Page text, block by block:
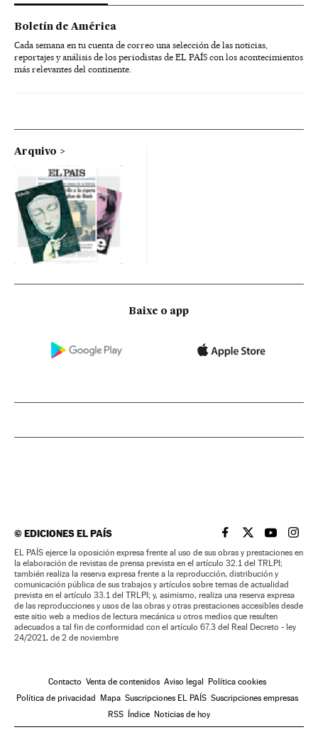
Boletín de América
Cada semana en tu cuenta de correo una selección de las noticias,
reportajes y análisis de los periodistas de EL PAÍS con los acontecimientos
más relevantes del continente.
Arquivo
Baixe o app
©EDICIONES EL PAÍS EL PAÍS BRASIL EN
EL PAÍSEL PAÍS
EL
EL PAÍS ejerce la oposición expresa frente al uso de sus obras y prestaciones en
la elaboración de revistas de prensa prevista en el artículo 32.1 del TRLPI;
también realiza la reserva expresa frente a la reproducción, distribución y
comunicación pública de sus trabajos y artículos sobre temas de actualidad
prevista en el artículo 33.1 del TRLPI; y, asimismo, realiza una reserva expresa
de las reproducciones y usos de las obras y otras prestaciones accesibles desde
este sitio web a medios de lectura mecánica u otros medios que resulten
adecuados a tal fin de conformidad con el artículo 67.3 del Real Decreto - ley
24/2021, de 2 de noviembre
Contacto Venta de contenidos Aviso legal
Política cookies
Política de privacidad
Mapa Suscripciones EL PAÍS Suscripciones empresas
RSS
Índice Noticias de hoy